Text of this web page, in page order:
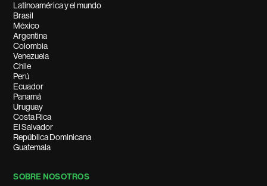
Latinoamérica y el mundo
Brasil
México
Argentina
Colombia
Venezuela
Chile
Perú
Ecuador
Panamá
Uruguay
Costa Rica
El Salvador
República Dominicana
Guatemala
SOBRE NOSOTROS